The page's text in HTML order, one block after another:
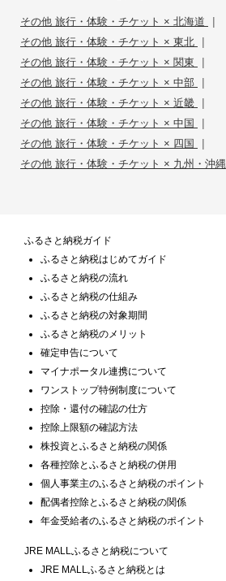
その他 旅行・体験・チケット × 北海道 |
その他 旅行・体験・チケット × 東北 |
その他 旅行・体験・チケット × 関東 |
その他 旅行・体験・チケット × 中部 |
その他 旅行・体験・チケット × 近畿 |
その他 旅行・体験・チケット × 中国 |
その他 旅行・体験・チケット × 四国 |
その他 旅行・体験・チケット × 九州・沖縄
ふるさと納税ガイド
ふるさと納税はじめてガイド
ふるさと納税の流れ
ふるさと納税の仕組み
ふるさと納税の対象期間
ふるさと納税のメリット
確定申告について
マイナポータル連携について
ワンストップ特例制度について
控除・還付の確認の仕方
控除上限額の確認方法
株投資とふるさと納税の関係
各種控除とふるさと納税の併用
個人事業主のふるさと納税のポイント
配偶者控除とふるさと納税の関係
年金受給者のふるさと納税のポイント
JRE MALLふるさと納税について
JRE MALLふるさと納税とは